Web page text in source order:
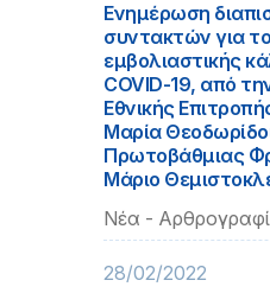
Ενημέρωση
συντακτών για
εμβολιαστικής
COVID-19, από
Εθνικής
Μαρία
Πρωτοβάθμιας
Μάριο
Νέα -
28/02/2022